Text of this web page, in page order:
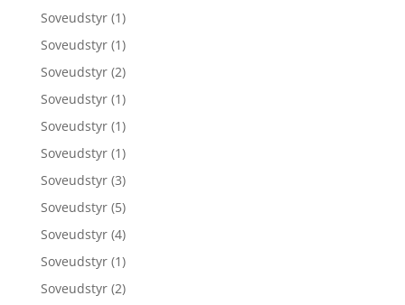
Soveudstyr (1)
Soveudstyr (1)
Soveudstyr (2)
Soveudstyr (1)
Soveudstyr (1)
Soveudstyr (1)
Soveudstyr (3)
Soveudstyr (5)
Soveudstyr (4)
Soveudstyr (1)
Soveudstyr (2)